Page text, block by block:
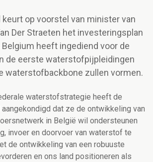
keurt op voorstel van minister van
Der Straeten het investeringsplan
Belgium heeft ingediend voor de
de eerste waterstofpijpleidingen
waterstofbackbone zullen vormen.
waterstofstrategie heeft de
dat ze de ontwikkeling van
in België wil ondersteunen
invoer en doorvoer van waterstof te
de ontwikkeling van een robuuste
en ons land positioneren als